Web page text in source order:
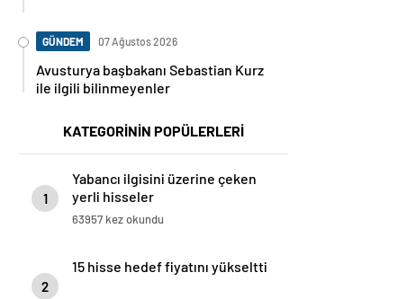
GÜNDEM 07 Ağustos 2026
Avusturya başbakanı Sebastian Kurz
ile ilgili bilinmeyenler
KATEGORİNİN POPÜLERLERİ
1
Yabancı ilgisini üzerine çeken
yerli hisseler
63957 kez okundu
2
15 hisse hedef fiyatını yükseltti